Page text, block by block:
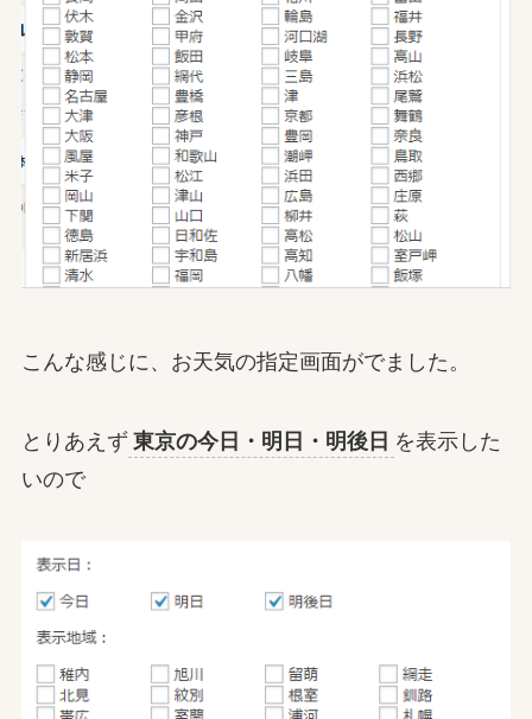
こんな感じに、お天気の指定画面がでました。
とりあえず 東京の今日・明日・明後日 を表示した
いので